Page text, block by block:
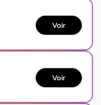
Voir
Voir